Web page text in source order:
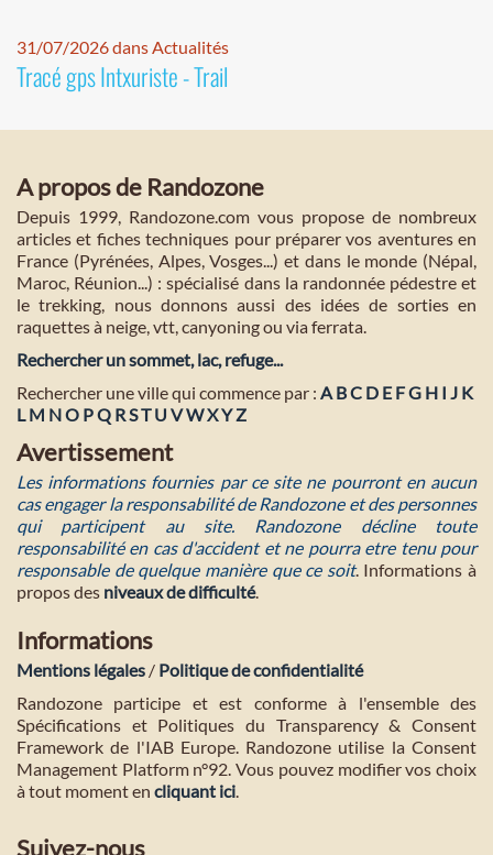
31/07/2026 dans Actualités
Tracé gps Intxuriste - Trail
A propos de Randozone
Depuis 1999, Randozone.com vous propose de nombreux
articles et fiches techniques pour préparer vos aventures en
France (Pyrénées, Alpes, Vosges...) et dans le monde (Népal,
Maroc, Réunion...) : spécialisé dans la randonnée pédestre et
le trekking, nous donnons aussi des idées de sorties en
raquettes à neige, vtt, canyoning ou via ferrata.
Rechercher un sommet, lac, refuge...
Rechercher une ville qui commence par : A BC D E FG H I J K
L M NO PQ RST U VWXYZ
Avertissement
Les informations fournies par ce site ne pourront en aucun
cas engager la responsabilité de Randozone et des personnes
qui participent au site. Randozone décline toute
responsabilité en cas d'accident et ne pourra etre tenu pour
responsable de quelque manière que ce soit. Informations à
propos des niveaux de difficulté.
Informations
Mentions légales / Politique de confidentialité
Randozone participe et est conforme à l'ensemble des
Spécifications et Politiques du Transparency & Consent
Framework de l'IAB Europe. Randozone utilise la Consent
Management Platform n°92. Vous pouvez modifier vos choix
à tout moment en cliquant ici.
Suivez-nous